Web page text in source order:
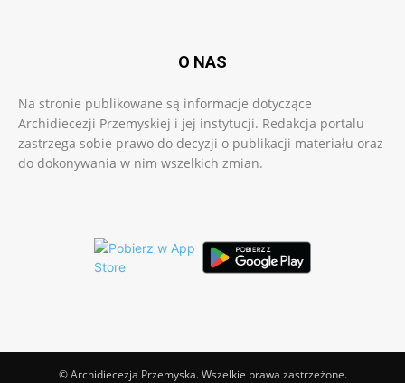
O NAS
Na stronie publikowane są informacje dotyczące
Archidiecezji Przemyskiej i jej instytucji. Redakcja portalu
zastrzega sobie prawo do decyzji o publikacji materiału oraz
do dokonywania w nim wszelkich zmian.
© Archidiecezja Przemyska. Wszelkie prawa zastrzeżone.